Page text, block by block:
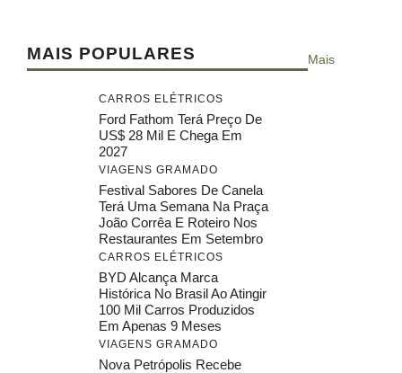
MAIS POPULARES Mais
CARROS ELÉTRICOS
Ford Fathom Terá Preço De
US$ 28 Mil E Chega Em
2027
VIAGENS GRAMADO
Festival Sabores De Canela
Terá Uma Semana Na Praça
João Corrêa E Roteiro Nos
Restaurantes Em Setembro
CARROS ELÉTRICOS
BYD Alcança Marca
Histórica No Brasil Ao Atingir
100 Mil Carros Produzidos
Em Apenas 9 Meses
VIAGENS GRAMADO
Nova Petrópolis Recebe